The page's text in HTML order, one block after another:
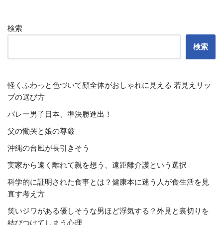
検索
検索
軽くふわっと色づいて顔全体がおしゃれに見える 若見えリッ
プの選び方
バレー男子日本、準決勝進出！
父の慟哭と娘の尊厳
沖縄の台風が長引きそう
実家から遠く離れて親を想う、遠距離介護という選択
科学的に証明された食事とは？健康本に迷う人が食生活を見
直す考え方
笑いジワがある優しそうな男ほど浮気する？外見と裏切りを
結びつけてしまう心理